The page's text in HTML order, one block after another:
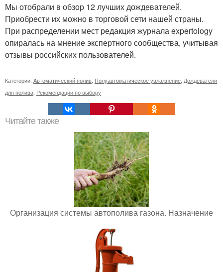
Мы отобрали в обзор 12 лучших дождевателей.
Приобрести их можно в торговой сети нашей страны.
При распределении мест редакция журнала expertology
опиралась на мнение экспертного сообщества, учитывая
отзывы российских пользователей.
Категории: Автоматический полив Полуавтоматическое увлажнение Дождеватели
для полива Рекомендации по выбору
Читайте также
Организация системы автополива газона. Назначение